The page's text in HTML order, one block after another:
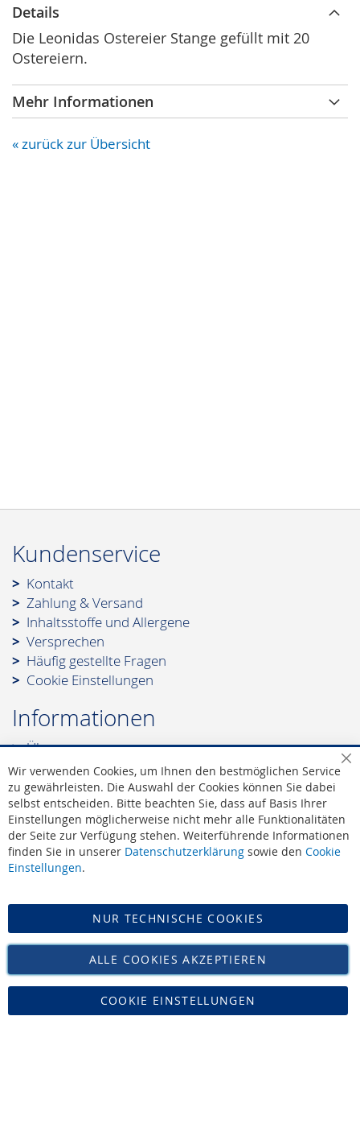
Details
Die Leonidas Ostereier Stange gefüllt mit 20
Ostereiern.
Mehr Informationen
« zurück zur Übersicht
Kundenservice
Kontakt
Zahlung & Versand
Inhaltsstoffe und Allergene
Versprechen
Häufig gestellte Fragen
Cookie Einstellungen
Informationen
Über uns
Leonidas - Die Marke
Leonidas - Die Werte
Leonidas - Offizieller Lieferant des Hofes
AGB|Widerruf
Datenschutz
Impressum
Versand
Vertrag widerrufen
Zucker Bücker • Tel: 02421-16468 • Mail: info@leonidas-paradies.de
Wir verwenden Cookies, um Ihnen den bestmöglichen Service
zu gewährleisten. Die Auswahl der Cookies können Sie dabei
selbst entscheiden. Bitte beachten Sie, dass auf Basis Ihrer
Einstellungen möglicherweise nicht mehr alle Funktionalitäten
der Seite zur Verfügung stehen. Weiterführende Informationen
finden Sie in unserer Datenschutzerklärung sowie den Cookie
Einstellungen.
ALLE COOKIES AKZEPTIEREN
COOKIE EINSTELLUNGEN
NUR TECHNISCHE COOKIES